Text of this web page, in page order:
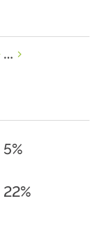
…
5%
22%